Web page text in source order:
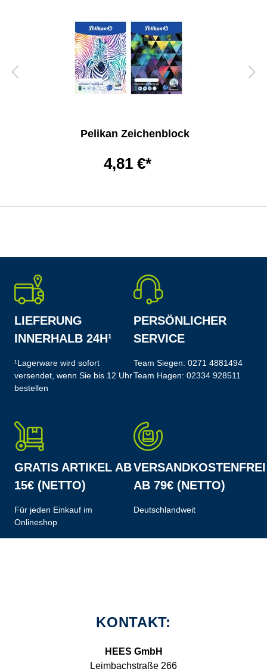
Pelikan Zeichenblock
4,81 €*
LIEFERUNG
INNERHALB 24H¹
¹Lagerware wird sofort
versendet, wenn Sie bis 12 Uhr
bestellen
PERSÖNLICHER
SERVICE
Team Siegen: 0271 4881494
Team Hagen: 02334 928511
GRATIS ARTIKEL AB
15€ (NETTO)
Für jeden Einkauf im
Onlineshop
VERSANDKOSTENFREI
AB 79€ (NETTO)
Deutschlandweit
KONTAKT:
HEES GmbH
Leimbachstraße 266